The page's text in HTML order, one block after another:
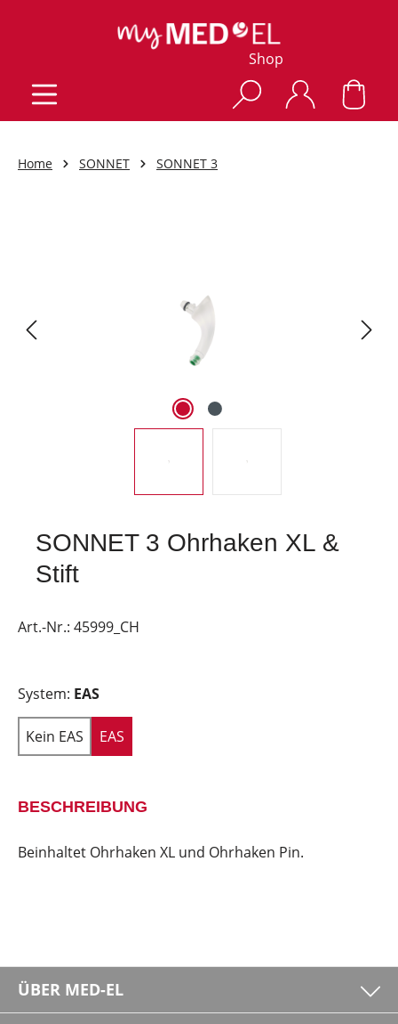
Shop
Home SONNET SONNET 3
SONNET 3 Ohrhaken XL &
Stift
Art.-Nr.: 45999_CH
System: EAS
Kein EAS EAS
BESCHREIBUNG
Beinhaltet Ohrhaken XL und Ohrhaken Pin.
ÜBER MED-EL